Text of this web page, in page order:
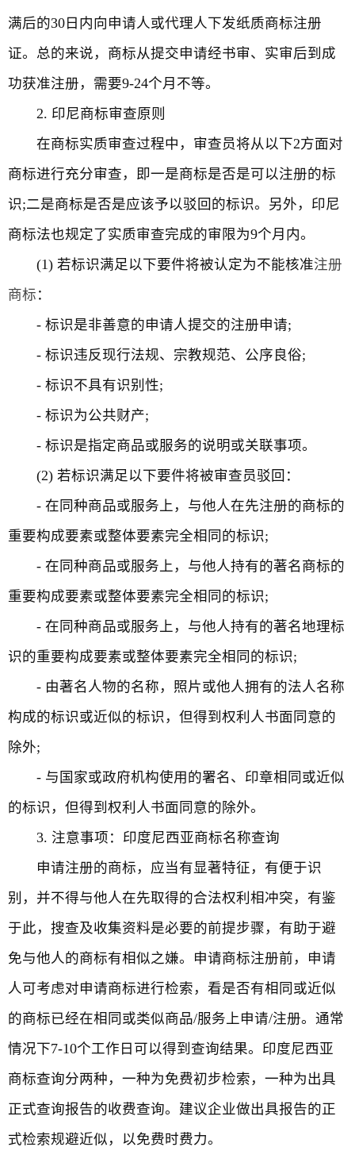
满后的30日内向申请人或代理人下发纸质商标注册
证。总的来说，商标从提交申请经书审、实审后到成
功获准注册，需要9-24个月不等。
2. 印尼商标审查原则
在商标实质审查过程中，审查员将从以下2方面对
商标进行充分审查，即一是商标是否是可以注册的标
识;二是商标是否是应该予以驳回的标识。另外，印尼
商标法也规定了实质审查完成的审限为9个月内。
(1) 若标识满足以下要件将被认定为不能核准注册
商标 ：
- 标识是非善意的申请人提交的注册申请;
- 标识违反现行法规、宗教规范、公序良俗;
- 标识不具有识别性;
- 标识为公共财产;
- 标识是指定商品或服务的说明或关联事项。
(2) 若标识满足以下要件将被审查员驳回：
- 在同种商品或服务上，与他人在先注册的商标的
重要构成要素或整体要素完全相同的标识;
- 在同种商品或服务上，与他人持有的著名商标的
重要构成要素或整体要素完全相同的标识;
- 在同种商品或服务上，与他人持有的著名地理标
识的重要构成要素或整体要素完全相同的标识;
- 由著名人物的名称，照片或他人拥有的法人名称
构成的标识或近似的标识，但得到权利人书面同意的
除外;
- 与国家或政府机构使用的署名、印章相同或近似
的标识，但得到权利人书面同意的除外。
3. 注意事项：印度尼西亚商标名称查询
申请注册的商标，应当有显著特征，有便于识
别，并不得与他人在先取得的合法权利相冲突，有鉴
于此，搜查及收集资料是必要的前提步骤，有助于避
免与他人的商标有相似之嫌。申请商标注册前，申请
人可考虑对申请商标进行检索，看是否有相同或近似
的商标已经在相同或类似商品/服务上申请/注册。通常
情况下7-10个工作日可以得到查询结果。印度尼西亚
商标查询分两种，一种为免费初步检索，一种为出具
正式查询报告的收费查询。建议企业做出具报告的正
式检索规避近似，以免费时费力。